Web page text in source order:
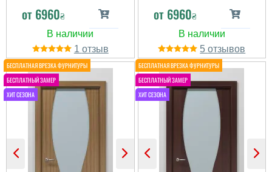
оставил комментариев
от 6960₴
1
от 6960₴
5